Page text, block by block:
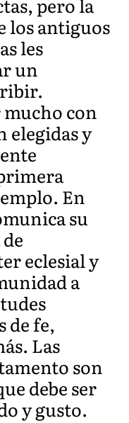
pero la
los antiguos
les
un
con
elegidas y
En
su
eclesial y
a
de fe,
Las
son
debe ser
y gusto.